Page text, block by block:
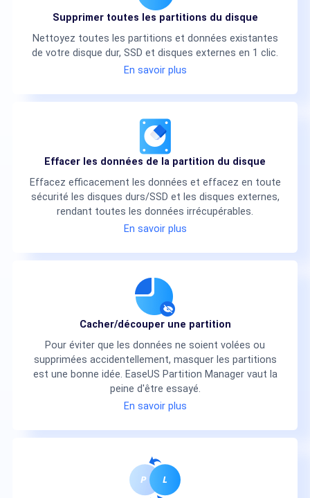
Supprimer toutes les partitions du disque
Nettoyez toutes les partitions et données existantes
de votre disque dur, SSD et disques externes en 1 clic.
En savoir plus
Effacer les données de la partition du disque
Effacez efficacement les données et effacez en toute
sécurité les disques durs/SSD et les disques externes,
rendant toutes les données irrécupérables.
En savoir plus
Cacher/découper une partition
Pour éviter que les données ne soient volées ou
supprimées accidentellement, masquer les partitions
est une bonne idée. EaseUS Partition Manager vaut la
peine d'être essayé.
En savoir plus